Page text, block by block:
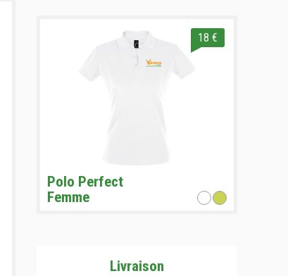
18 €
Polo Perfect
Femme
Livraison